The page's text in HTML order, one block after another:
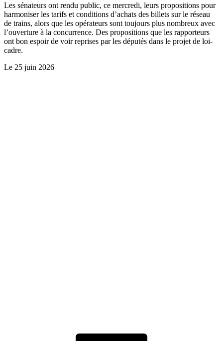
Les sénateurs ont rendu public, ce mercredi, leurs propositions pour
harmoniser les tarifs et conditions d’achats des billets sur le réseau
de trains, alors que les opérateurs sont toujours plus nombreux avec
l’ouverture à la concurrence. Des propositions que les rapporteurs
ont bon espoir de voir reprises par les députés dans le projet de loi-
cadre.
Le 25 juin 2026